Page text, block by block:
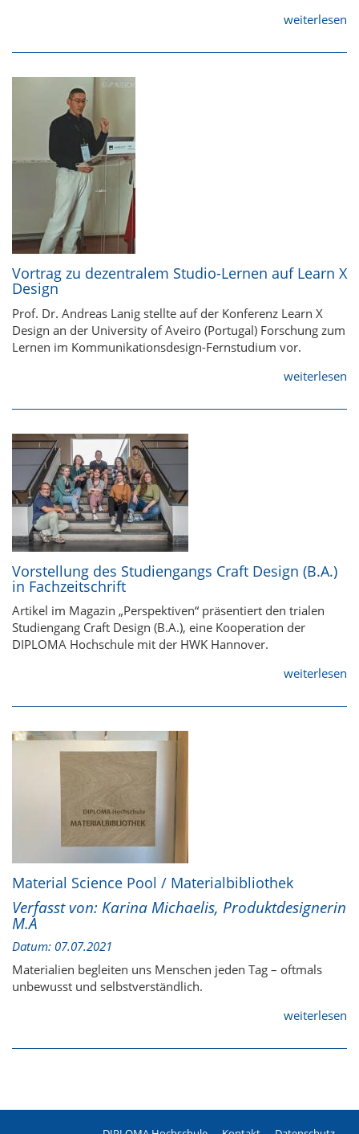
weiterlesen
Vortrag zu dezentralem Studio-Lernen auf Learn X
Design
Prof. Dr. Andreas Lanig stellte auf der Konferenz Learn X
Design an der University of Aveiro (Portugal) Forschung zum
Lernen im Kommunikationsdesign-Fernstudium vor.
weiterlesen
Vorstellung des Studiengangs Craft Design (B.A.)
in Fachzeitschrift
Artikel im Magazin „Perspektiven“ präsentiert den trialen
Studiengang Craft Design (B.A.), eine Kooperation der
DIPLOMA Hochschule mit der HWK Hannover.
weiterlesen
Material Science Pool / Materialbibliothek
Verfasst von: Karina Michaelis, Produktdesignerin
M.A
Datum: 07.07.2021
Materialien begleiten uns Menschen jeden Tag – oftmals
unbewusst und selbstverständlich.
weiterlesen